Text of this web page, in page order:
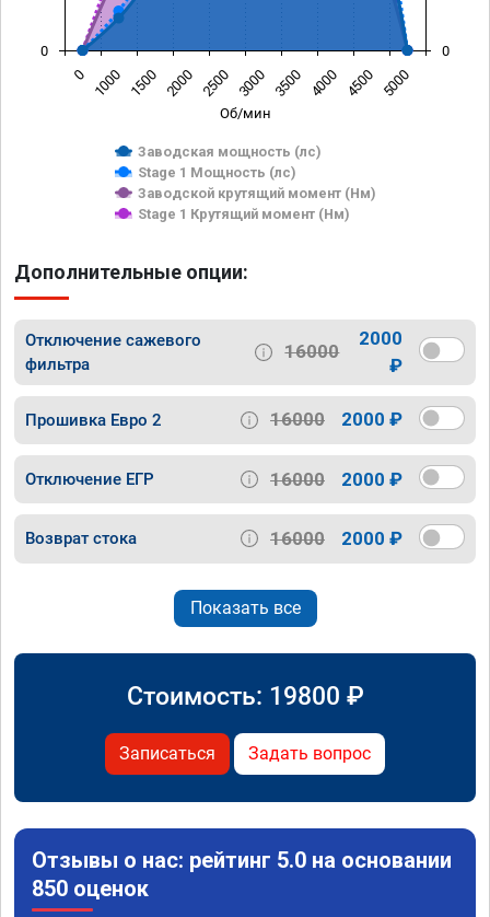
Об/мин
Заводская мощность (лс)
Stage 1 Мощность (лс)
Заводской крутящий момент (Нм)
Stage 1 Крутящий момент (Нм)
0 1000 1500 2000 2500 3000 3500 4000 4500 5000
0 0
Дополнительные опции:
Отключение сажевого
фильтра
16000
2000
₽
Прошивка Евро 2 16000 2000 ₽
Отключение ЕГР 16000 2000 ₽
Возврат стока 16000 2000 ₽
Показать все
Стоимость: 19800 ₽
Записаться Задать вопрос
Отзывы о нас: рейтинг 5.0 на основании
850 оценок